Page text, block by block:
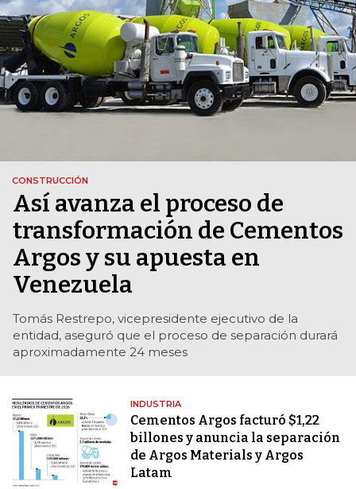
CONSTRUCCIÓN
Así avanza el proceso de
transformación de Cementos
Argos y su apuesta en
Venezuela
Tomás Restrepo, vicepresidente ejecutivo de la
entidad, aseguró que el proceso de separación durará
aproximadamente 24 meses
INDUSTRIA
Cementos Argos facturó $1,22
billones y anuncia la separación
de Argos Materials y Argos
Latam